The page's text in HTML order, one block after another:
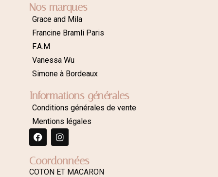
Nos marques
Grace and Mila
Francine Bramli Paris
F.A.M
Vanessa Wu
Simone à Bordeaux
Informations générales
Conditions générales de vente
Mentions légales
Coordonnées
COTON ET MACARON